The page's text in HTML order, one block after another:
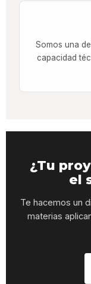
Somos una
capacidad
¿Tu
el
Te hacemos un
materias